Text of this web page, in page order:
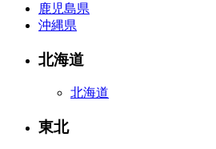
鹿児島県
沖縄県
北海道
北海道
東北